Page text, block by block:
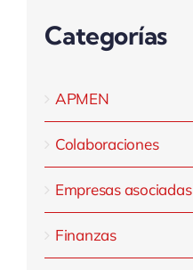
Categorías
APMEN
Colaboraciones
Empresas asociadas
Finanzas